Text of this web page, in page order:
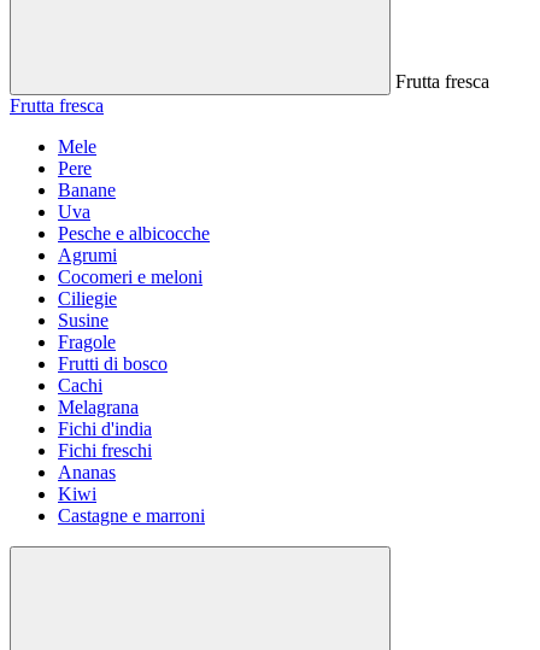
Frutta fresca
Frutta fresca
Mele
Pere
Banane
Uva
Pesche e albicocche
Agrumi
Cocomeri e meloni
Ciliegie
Susine
Fragole
Frutti di bosco
Cachi
Melagrana
Fichi d'india
Fichi freschi
Ananas
Kiwi
Castagne e marroni